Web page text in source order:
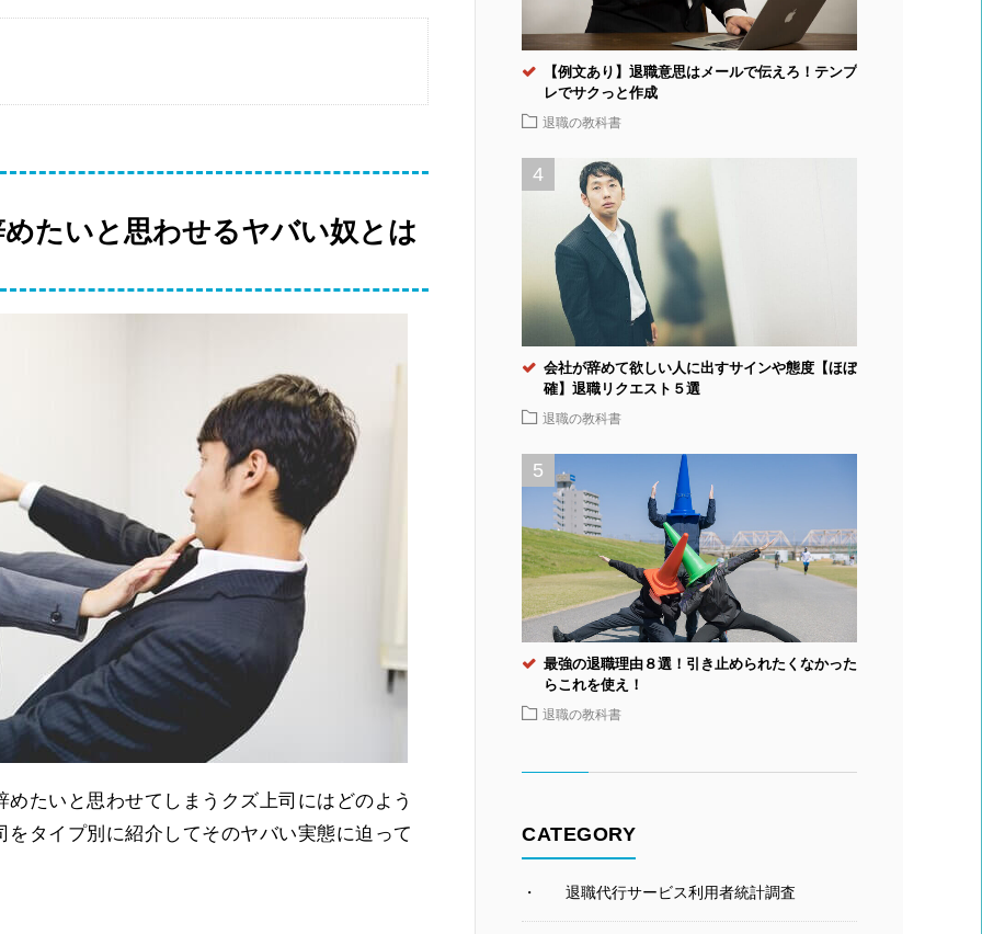
たいと思わせるヤバい奴とは
たいと思わせてしまうクズ上司にはどのよう
タイプ別に紹介してそのヤバい実態に迫って
【例文あり】退職意思はメールで伝えろ！テンプ
レでサクっと作成
退職の教科書
会社が辞めて欲しい人に出すサインや態度【ほぼ
確】退職リクエスト５選
退職の教科書
最強の退職理由８選！引き止められたくなかった
らこれを使え！
退職の教科書
CATEGORY
退職代行サービス利用者統計調査